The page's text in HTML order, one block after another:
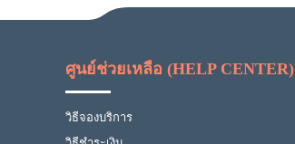
ศูนย์ช่วยเหลือ (HELP CENTER)
วิธีจองบริการ